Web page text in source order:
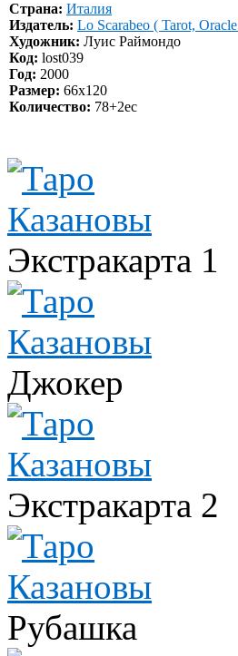
Страна: Италия
Издатель: Lo Scarabeo ( Tarot,
Художник: Луис Раймондо
Код: lost039
Год: 2000
Размер: 66x120
Количество: 78+2ec
Экстракарта 1
Джокер
Экстракарта 2
Рубашка